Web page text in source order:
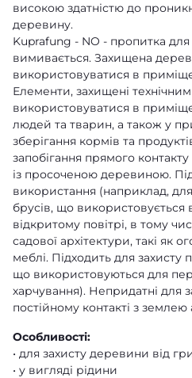
високою здатністю до
деревину.
Kuprafung - NO - пропитка
вимивається. Захищена
використовуватися в
Елементи, захищені
використовуватися в
людей та тварин, а також у
зберігання кормів та
запобігання прямого
із просоченою деревиною.
використання (наприклад,
брусів, що використовується
відкритому повітрі, в тому
садової архітектури, такі як
меблі. Підходить для захисту
що використовуються для
харчування). Непридатні для
постійному контакті з
Особливості:
• для захисту деревини від
• у вигляді рідини